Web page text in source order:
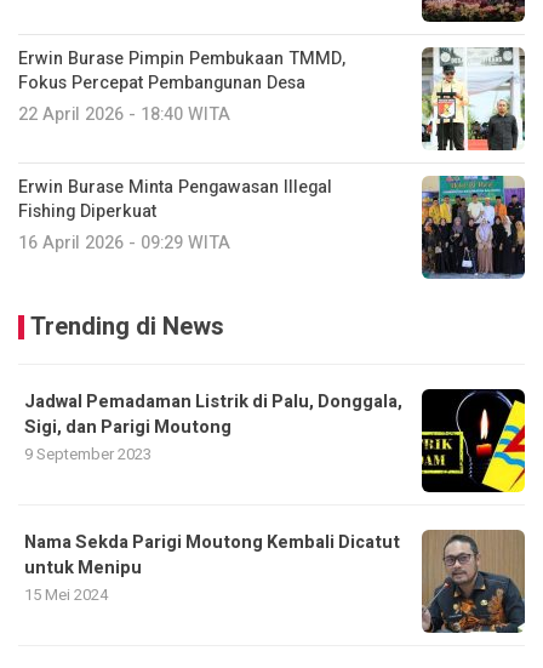
Erwin Burase Pimpin Pembukaan TMMD,
Fokus Percepat Pembangunan Desa
22 April 2026 - 18:40 WITA
Erwin Burase Minta Pengawasan Illegal
Fishing Diperkuat
16 April 2026 - 09:29 WITA
Trending di News
Jadwal Pemadaman Listrik di Palu, Donggala,
Sigi, dan Parigi Moutong
9 September 2023
Nama Sekda Parigi Moutong Kembali Dicatut
untuk Menipu
15 Mei 2024